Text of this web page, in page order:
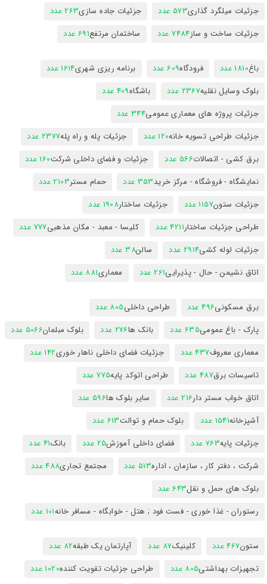
جزئیات میلگرد گذاری573 عدد جزئیات جاده سازی263 عدد
جزئیات ساخت و ساز7484 عدد ساختمان مرتفع691 عدد
باغ1810 عدد فرودگاه609 عدد برنامه ریزی شهری1614 عدد
بلوک وسایل نقلیه2367 عدد باشگاه409 عدد
جزئیات پروژه های معماری عمومی344 عدد
جزئیات طراحی تسویه خانه120 عدد جزئیات پله و راه پله2377 عدد
برق کشی - اتصالات566 عدد جزئیات و فضای داخلی شرکت160 عدد
نمایشگاه - فروشگاه - مرکز خرید353 عدد حمام مستر2103 عدد
جزئیات ستون1157 عدد جزئیات ساختار1908 عدد
طراحی جزئیات ساختار4211 عدد کلیسا - معبد - مکان مذهبی777 عدد
جزئیات لوله کشی2914 عدد سالن38 عدد
اتاق نشیمن - حال - پذیرایی261 عدد معماری881 عدد
برق مسکونی496 عدد طراحی داخلی805 عدد
پارک - باغ عمومی635 عدد بانک ها276 عدد بلوک مبلمان5066 عدد
معماری معروف437 عدد جزئیات فضای داخلی ناهار خوری142 عدد
تاسیسات برق487 عدد طراحی اتوکد پایه775 عدد
اتاق خواب مستر دار216 عدد سایر بلوک ها596 عدد
آشپزخانه1541 عدد بلوک حمام و توالت613 عدد
جزئیات پایه763 عدد فضای داخلی آموزش25 عدد بانک41 عدد
شرکت ، دفتر کار ، سازمان ، اداره513 عدد مجتمع تجاری488 عدد
بلوک های حمل و نقل643 عدد
رستوران - غذا خوری - فست فود ; هتل - خوابگاه - مسافر خانه101 عدد
ستون467 عدد کلینیک87 عدد آپارتمان یک طبقه82 عدد
تجهیزات بهداشتی805 عدد طراحی جزئیات تقویت کننده1020 عدد